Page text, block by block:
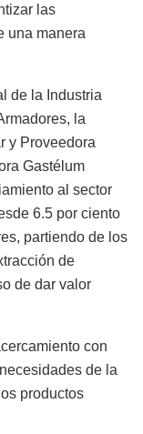
las
una manera
de la Industria
la
y Proveedora
Gastélum
al sector
6.5 por ciento
partiendo de los
de
de dar valor
con
de la
productos